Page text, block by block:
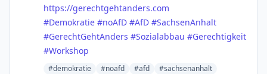
https://gerechtgehtanders.com
#Demokratie #noAfD #AfD #SachsenAnhalt
#GerechtGehtAnders #Sozialabbau #Gerechtigkeit
#Workshop
#demokratie #noafd #afd
#sachsenanhalt